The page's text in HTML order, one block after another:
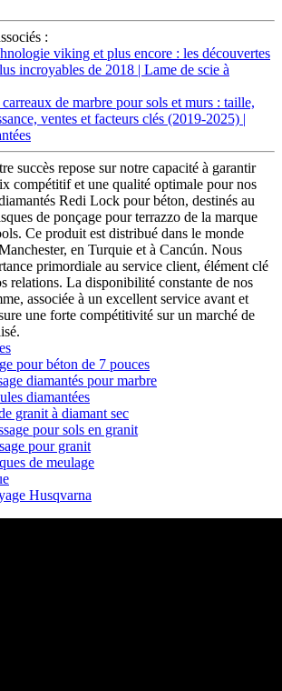
:
viking et plus encore : les découvertes
incroyables de 2018 | Lame de scie à
de marbre pour sols et murs : taille,
ventes et facteurs clés (2019-2025) |
succès repose sur notre capacité à garantir
compétitif et une qualité optimale pour nos
Redi Lock pour béton, destinés au
de ponçage pour terrazzo de la marque
Ce produit est distribué dans le monde
en Turquie et à Cancún. Nous
primordiale au service client, élément clé
relations. La disponibilité constante de nos
associée à un excellent service avant et
une forte compétitivité sur un marché de
pour béton de 7 pouces
diamantés pour marbre
diamantées
granit à diamant sec
pour sols en granit
pour granit
de meulage
Husqvarna